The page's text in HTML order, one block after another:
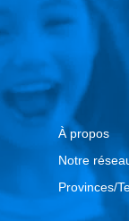
À propos
Notre
Provinces/